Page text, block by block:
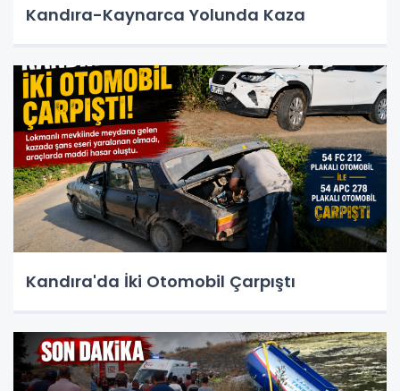
Kandıra-Kaynarca Yolunda Kaza
Kandıra'da İki Otomobil Çarpıştı